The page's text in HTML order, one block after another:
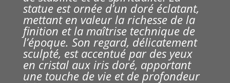
statue est ornée d’un doré éclatant,
mettant en valeur la richesse de la
finition et la maîtrise technique de
l’époque. Son regard, délicatement
sculpté, est accentué par des yeux
en cristal aux iris doré, apportant
une touche de vie et de profondeur